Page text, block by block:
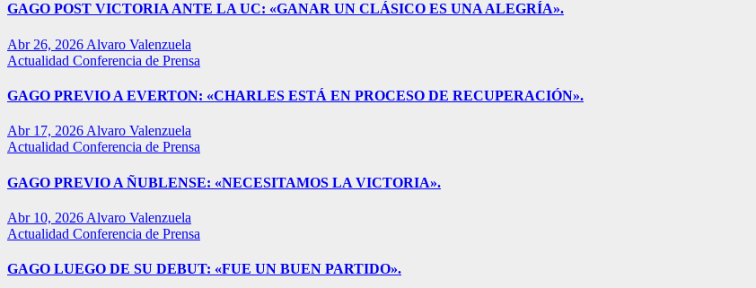
GAGO POST VICTORIA ANTE LA UC: «GANAR UN CLÁSICO ES UNA ALEGRÍA».
Abr 26, 2026 Alvaro Valenzuela
Actualidad Conferencia de Prensa
GAGO PREVIO A EVERTON: «CHARLES ESTÁ EN PROCESO DE RECUPERACIÓN».
Abr 17, 2026 Alvaro Valenzuela
Actualidad Conferencia de Prensa
GAGO PREVIO A ÑUBLENSE: «NECESITAMOS LA VICTORIA».
Abr 10, 2026 Alvaro Valenzuela
Actualidad Conferencia de Prensa
GAGO LUEGO DE SU DEBUT: «FUE UN BUEN PARTIDO».